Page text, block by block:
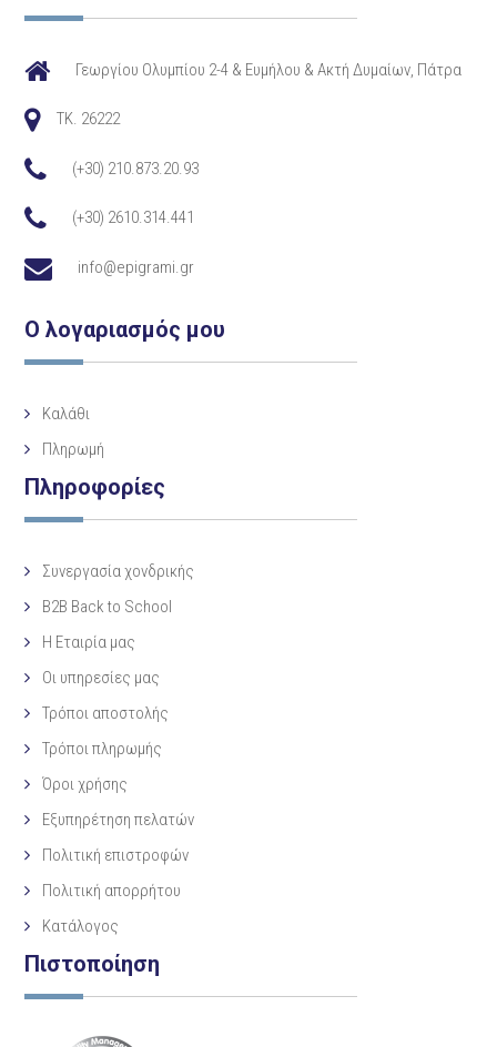
Γεωργίου Ολυμπίου 2-4 & Ευμήλου & Ακτή Δυμαίων, Πάτρα
TK. 26222
(+30) 210.873.20.93
(+30) 2610.314.441
info@epigrami.gr
Ο λογαριασμός μου
Καλάθι
Πληρωμή
Πληροφορίες
Συνεργασία χονδρικής
B2B Back to School
Η Eταιρία μας
Οι υπηρεσίες μας
Τρόποι αποστολής
Τρόποι πληρωμής
Όροι χρήσης
Εξυπηρέτηση πελατών
Πολιτική επιστροφών
Πολιτική απορρήτου
Κατάλογος
Πιστοποίηση